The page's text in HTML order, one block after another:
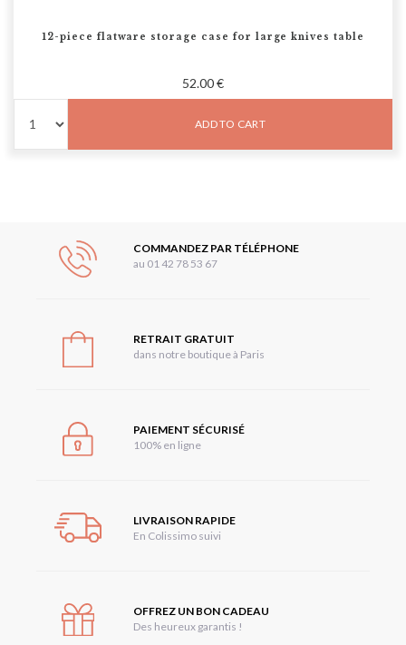
12-piece flatware storage case for large knives table
52.00 €
ADD TO CART
COMMANDEZ PAR TÉLÉPHONE
au 01 42 78 53 67
RETRAIT GRATUIT
dans notre boutique à Paris
PAIEMENT SÉCURISÉ
100% en ligne
LIVRAISON RAPIDE
En Colissimo suivi
OFFREZ UN BON CADEAU
Des heureux garantis !